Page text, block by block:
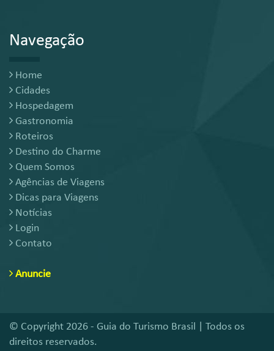
Navegação
Home
Cidades
Hospedagem
Gastronomia
Roteiros
Destino do Charme
Quem Somos
Agências de Viagens
Dicas para Viagens
Notícias
Login
Contato
Anuncie
© Copyright 2026 - Guia do Turismo Brasil | Todos os
direitos reservados.